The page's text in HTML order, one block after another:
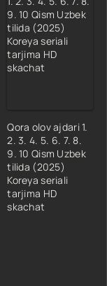
Qora olov ajdari 1.
2. 3. 4. 5. 6. 7. 8.
9. 10 Qism Uzbek
tilida (2025)
Koreya seriali
tarjima HD
skachat